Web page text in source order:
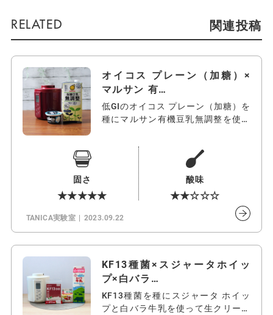
関連投稿
オイコス プレーン（加糖）×
マルサン 有…
低GIのオイコス プレーン（加糖）を
種にマルサン有機豆乳無調整を使っ
固さ
★★★★★
酸味
★★☆☆☆
TANICA実験室 2023.09.22
KF13種菌×スジャータホイッ
プ×白バラ…
KF13種菌を種にスジャータ ホイッ
プと白バラ牛乳を使って生クリーム